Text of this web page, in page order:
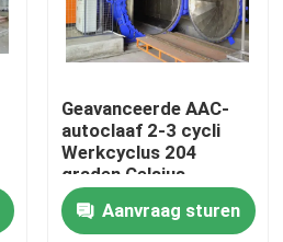
Geavanceerde AAC-
autoclaaf 2-3 cycli
Werkcyclus 204
graden Celsius
Ontwerptemperatuur
Aanvraag sturen